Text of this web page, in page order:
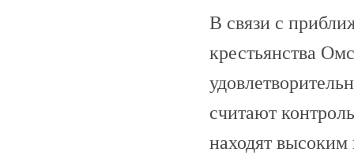
В связи с
крестьянства
считают
находят